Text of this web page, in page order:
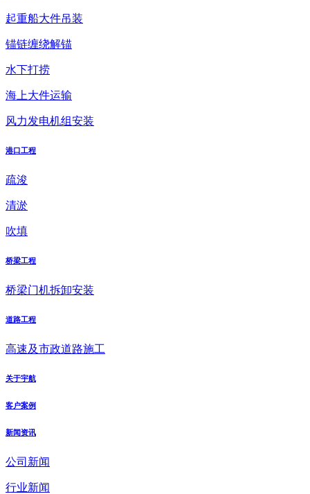
起重船大件吊装
锚链缠绕解锚
水下打捞
海上大件运输
风力发电机组安装
港口工程
疏浚
清淤
吹填
桥梁工程
桥梁门机拆卸安装
道路工程
高速及市政道路施工
关于宇航
客户案例
新闻资讯
公司新闻
行业新闻